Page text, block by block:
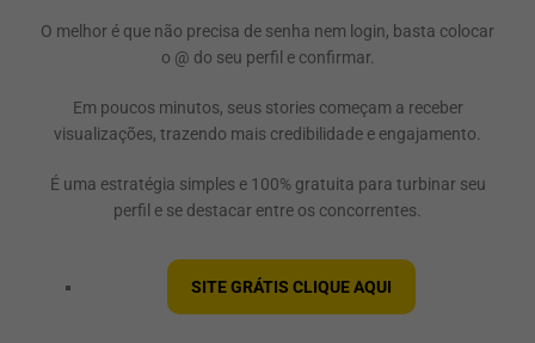
O melhor é que não precisa de senha nem login, basta colocar
o @ do seu perfil e confirmar.
Em poucos minutos, seus stories começam a receber
visualizações, trazendo mais credibilidade e engajamento.
É uma estratégia simples e 100% gratuita para turbinar seu
perfil e se destacar entre os concorrentes.
SITE GRÁTIS CLIQUE AQUI